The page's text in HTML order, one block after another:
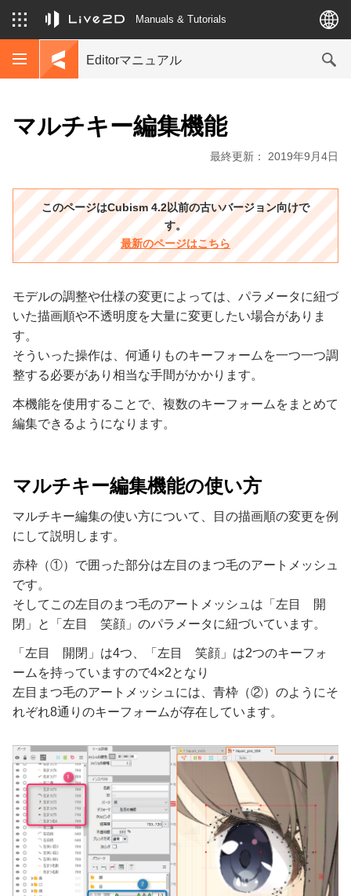
Manuals & Tutorials
Editorマニュアル
マルチキー編集機能
最終更新： 2019年9月4日
このページはCubism 4.2以前の古いバージョン向けで
す。
最新のページはこちら
モデルの調整や仕様の変更によっては、パラメータに紐づ
いた描画順や不透明度を大量に変更したい場合がありま
す。
そういった操作は、何通りものキーフォームを一つ一つ調
整する必要があり相当な手間がかかります。
本機能を使用することで、複数のキーフォームをまとめて
編集できるようになります。
マルチキー編集機能の使い方
マルチキー編集の使い方について、目の描画順の変更を例
にして説明します。
赤枠（①）で囲った部分は左目のまつ毛のアートメッシュ
です。
そしてこの左目のまつ毛のアートメッシュは「左目 開
閉」と「左目 笑顔」のパラメータに紐づいています。
「左目 開閉」は4つ、「左目 笑顔」は2つのキーフォ
ームを持っていますので4×2となり
左目まつ毛のアートメッシュには、青枠（②）のようにそ
れぞれ8通りのキーフォームが存在しています。